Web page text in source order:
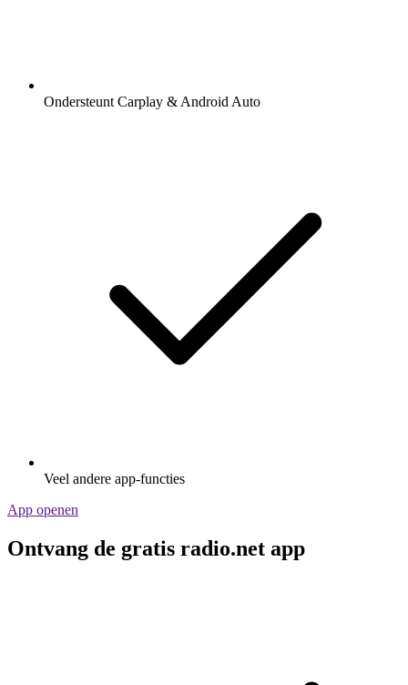
Ondersteunt Carplay & Android Auto
Veel andere app-functies
App openen
Ontvang de gratis radio.net app